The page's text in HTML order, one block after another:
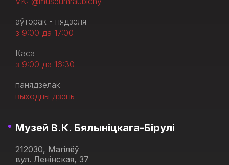
аўторак - нядзеля
з 9:00 да 17:00
Каса
з 9:00 да 16:30
панядзелак
выходны дзень
Музей В.К. Бялыніцкага-Бірулі
212030, Магілёў
вул. Ленінская, 37